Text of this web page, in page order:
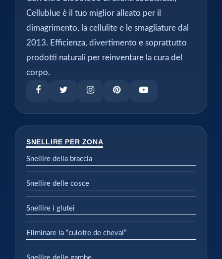
Cellublue è il tuo miglior alleato per il
dimagrimento, la cellulite e le smagliature dal
2013. Efficienza, divertimento e soprattutto
prodotti naturali per reinventare la cura del
corpo.
SNELLIRE PER ZONA
Snellire della braccia
Snellire delle cosce
Snellire i glutei
Eliminare la “culotte de cheval”